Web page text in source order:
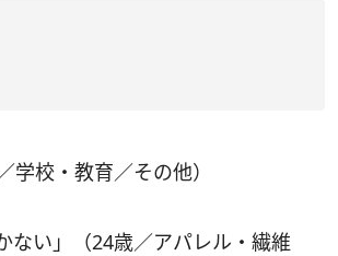
校・教育／その他）
ない」（24歳／アパレル・繊維